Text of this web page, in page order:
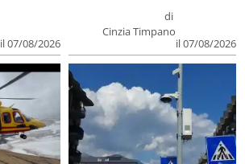
il 07/08/2026
di
Cinzia Timpano
il 07/08/2026